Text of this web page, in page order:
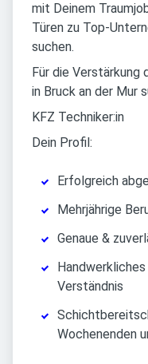
mit Deinem
Türen zu Top-
suchen.
Für die Verstärkung
in Bruck an der Mur
KFZ Techniker:in
Dein Profil:
Erfolgreich
Mehrjährige
Genaue &
Verständnis
Wochenenden